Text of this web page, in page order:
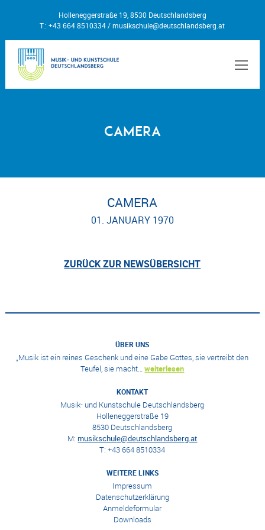
Holleneggerstraße 19, 8530 Deutschlandsberg
T.: +43 664 8510334 /musikschule@deutschlandsberg.at
Camera
CAMERA
01. JANUARY 1970
ZURÜCK ZUR NEWSÜBERSICHT
ÜBER UNS
„Musik ist ein reines Geschenk und eine Gabe Gottes, sie vertreibt den
Teufel, sie macht…weiterlesen
KONTAKT
Musik- und Kunstschule Deutschlandsberg
Holleneggerstraße 19
8530 Deutschlandsberg
M: musikschule@deutschlandsberg.at
T: +43 664 8510334
WEITERE LINKS
Impressum
Datenschutzerklärung
Anmeldeformular
Downloads